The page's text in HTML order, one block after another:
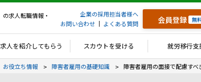
求人転職情報・
企業の採用担当者様へ
お問い合わせ
よくある質問 会員登録 無
求人を紹介してもらう スカウトを受ける 就労移行支
お役立ち情報 障害者雇用の基礎知識 障害者雇用の面接で配慮すべ